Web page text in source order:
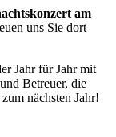
am
uns Sie dort
Jahr für Jahr mit
Betreuer, die
nächsten Jahr!